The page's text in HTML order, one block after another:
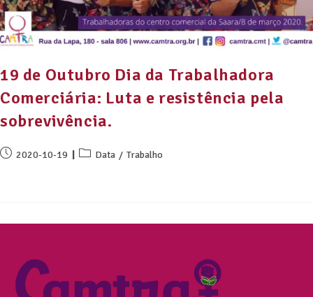
19 de Outubro Dia da Trabalhadora
Comerciária: Luta e resistência pela
sobrevivência.
2020-10-19 Data / Trabalho